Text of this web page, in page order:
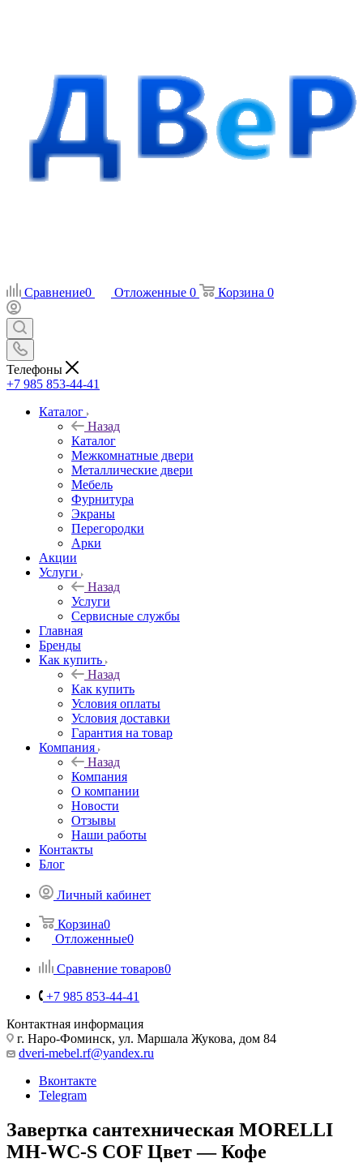
Сравнение0 Отложенные 0 Корзина 0
Телефоны
+7 985 853-44-41
Каталог
Назад
Каталог
Межкомнатные двери
Металлические двери
Мебель
Фурнитура
Экраны
Перегородки
Арки
Акции
Услуги
Назад
Услуги
Сервисные службы
Главная
Бренды
Как купить
Назад
Как купить
Условия оплаты
Условия доставки
Гарантия на товар
Компания
Назад
Компания
О компании
Новости
Отзывы
Наши работы
Контакты
Блог
Личный кабинет
Корзина0
Отложенные0
Сравнение товаров0
+7 985 853-44-41
Контактная информация
г. Наро-Фоминск, ул. Маршала Жукова, дом 84
dveri-mebel.rf@yandex.ru
Вконтакте
Telegram
Завертка сантехническая MORELLI
MH-WC-S COF Цвет — Кофе